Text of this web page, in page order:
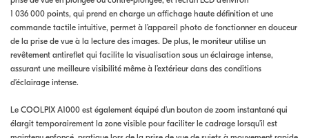
1 036 000 points, qui prend en charge un affichage haute définition et une
commande tactile intuitive, permet à l’appareil photo de fonctionner en douceur
de la prise de vue à la lecture des images. De plus, le moniteur utilise un
revêtement antireflet qui facilite la visualisation sous un éclairage intense,
assurant une meilleure visibilité même à l’extérieur dans des conditions
d’éclairage intense.
Le COOLPIX A1000 est également équipé d’un bouton de zoom instantané qui
élargit temporairement la zone visible pour faciliter le cadrage lorsqu’il est